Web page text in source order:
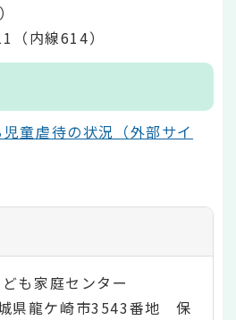
内線614）
童虐待の状況（外部サイ
も家庭センター
県龍ケ崎市3543番地 保